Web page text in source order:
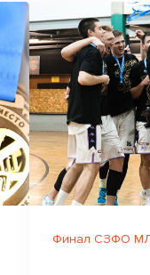
Финал СЗФО